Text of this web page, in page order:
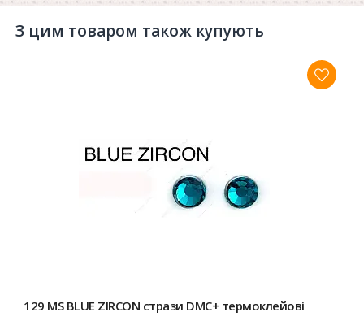
З цим товаром також купують
129 MS BLUE ZIRCON стрази DMC+ термоклейові